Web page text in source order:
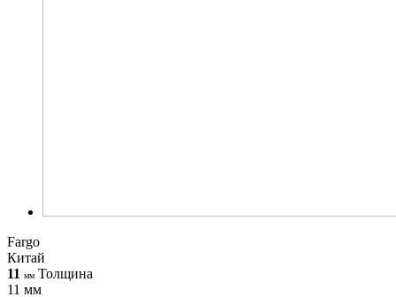
Fargo
Китай
11 мм Толщина
11 мм